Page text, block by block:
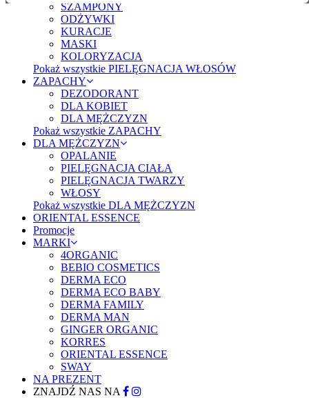
SZAMPONY
ODŻYWKI
KURACJE
MASKI
KOLORYZACJA
Pokaż wszystkie PIELĘGNACJA WŁOSÓW
ZAPACHY
DEZODORANT
DLA KOBIET
DLA MĘŻCZYZN
Pokaż wszystkie ZAPACHY
DLA MĘŻCZYZN
OPALANIE
PIELĘGNACJA CIAŁA
PIELĘGNACJA TWARZY
WŁOSY
Pokaż wszystkie DLA MĘŻCZYZN
ORIENTAL ESSENCE
Promocje
MARKI
4ORGANIC
BEBIO COSMETICS
DERMA ECO
DERMA ECO BABY
DERMA FAMILY
DERMA MAN
GINGER ORGANIC
KORRES
ORIENTAL ESSENCE
SWAY
NA PREZENT
ZNAJDŹ NAS NA